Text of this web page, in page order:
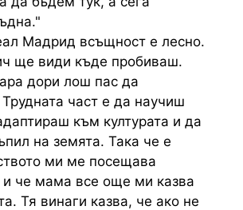
Мадрид всъщност е лесно.
ще види къде пробиваш.
дори лош пас да
част е да научиш
към културата и да
на земята. Така че е
ми ме посещава
че мама все още ми казва
Тя винаги казва, че ако не